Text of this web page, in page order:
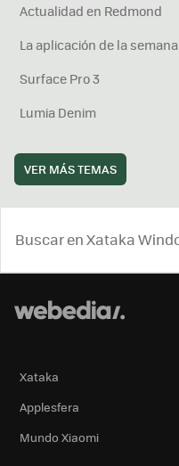
Actualidad en Redmond
La aplicación de la semana
Surface Pro 3
Lumia Denim
VER MÁS TEMAS
Xataka
Applesfera
Mundo Xiaomi